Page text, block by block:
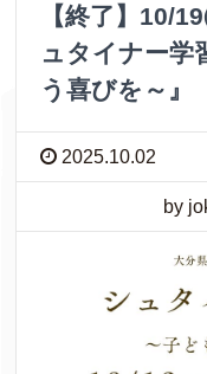
【終了】10/
ュタイナー学
う喜びを～』
2025.10.02
by